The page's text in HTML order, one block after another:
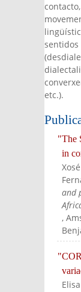
sentidos
etc.).
"The
in
and
,